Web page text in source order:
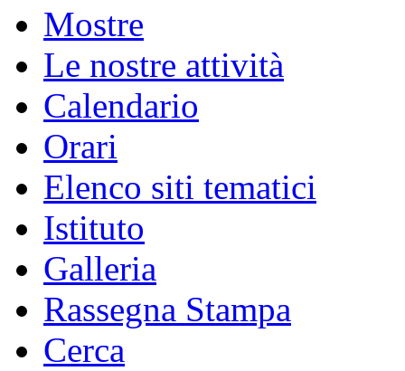
Mostre
Le nostre attività
Calendario
Orari
Elenco siti tematici
Istituto
Galleria
Rassegna Stampa
Cerca